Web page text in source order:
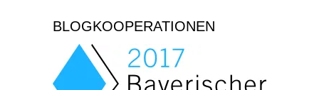
BLOGKOOPERATIONEN